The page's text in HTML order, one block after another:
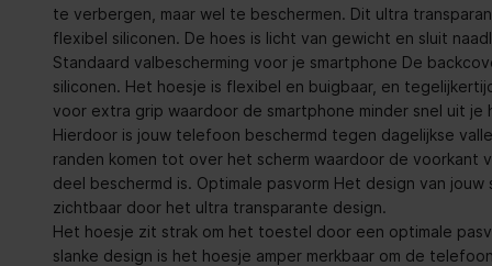
te verbergen, maar wel te beschermen. Dit ultra
flexibel siliconen. De hoes is licht van gewicht en sluit
Standaard valbescherming voor je smartphone De
siliconen. Het hoesje is flexibel en buigbaar, en
voor extra grip waardoor de smartphone minder snel uit je
Hierdoor is jouw telefoon beschermd tegen dagelijkse
randen komen tot over het scherm waardoor de voorkant
deel beschermd is. Optimale pasvorm Het design van
zichtbaar door het ultra transparante design.
Het hoesje zit strak om het toestel door een optimale
slanke design is het hoesje amper merkbaar om de